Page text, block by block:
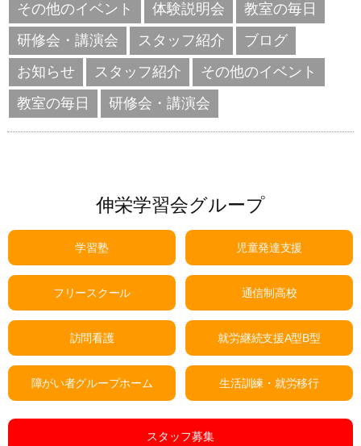
その他のイベント
体験説明会
教室の毎日
研修会・講演会
スタッフ紹介
ブログ
お知らせ
スタッフ紹介
その他のイベント
教室の毎日
研修会・講演会
伸栄学習会グループ
学習塾 児童発達支援
フリースクール 通信制高校
訪問看護 就労継続支援A型B型
障がい者グループホーム 生活訓練・就労移行
スタッフ募集